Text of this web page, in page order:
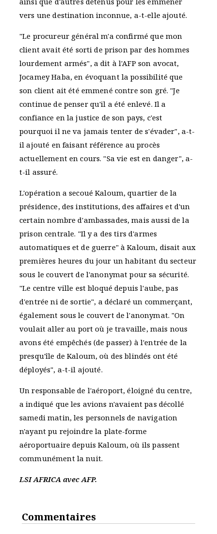
vers une destination inconnue, a-t-elle ajouté.
"Le procureur général m'a confirmé que mon
client avait été sorti de prison par des hommes
lourdement armés", a dit à l'AFP son avocat,
Jocamey Haba, en évoquant la possibilité que
son client ait été emmené contre son gré. "Je
continue de penser qu'il a été enlevé. Il a
confiance en la justice de son pays, c'est
pourquoi il ne va jamais tenter de s'évader", a-t-
il ajouté en faisant référence au procès
actuellement en cours. "Sa vie est en danger", a-
t-il assuré.
L'opération a secoué Kaloum, quartier de la
présidence, des institutions, des affaires et d'un
certain nombre d'ambassades, mais aussi de la
prison centrale. "Il y a des tirs d'armes
automatiques et de guerre" à Kaloum, disait aux
premières heures du jour un habitant du secteur
sous le couvert de l'anonymat pour sa sécurité.
"Le centre ville est bloqué depuis l'aube, pas
d'entrée ni de sortie", a déclaré un commerçant,
également sous le couvert de l'anonymat. "On
voulait aller au port où je travaille, mais nous
avons été empêchés (de passer) à l'entrée de la
presqu'île de Kaloum, où des blindés ont été
déployés", a-t-il ajouté.
Un responsable de l'aéroport, éloigné du centre,
a indiqué que les avions n'avaient pas décollé
samedi matin, les personnels de navigation
n'ayant pu rejoindre la plate-forme
aéroportuaire depuis Kaloum, où ils passent
communément la nuit.
LSI AFRICA avec AFP.
Commentaires